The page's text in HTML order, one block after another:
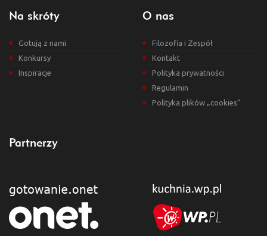
Na skróty
Gotują z nami
Konkursy
Inspiracje
O nas
Filozofia i Zespół
Kontakt
Polityka prywatności
Regulamin
Polityka plików „cookies”
Partnerzy